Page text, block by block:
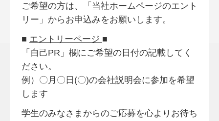
ご希望の方は、「当社ホームページのエント
リー」からお申込みをお願いします。
■ エントリーページ ■
「自己PR」欄にご希望の日付の記載してく
ださい。
例）〇月〇日(〇)の会社説明会に参加を希望
します
学生のみなさまからのご応募を心よりお待ち